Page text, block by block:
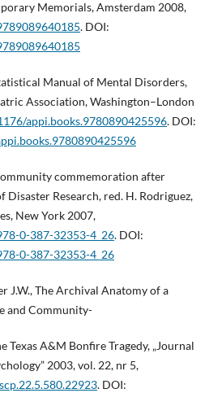
Memorials, Amsterdam 2008,
. DOI:
Manual of Mental Disorders,
Association, Washington–London
appi.books.9780890425596. DOI:
commemoration after
Disaster Research, red. H. Rodriguez,
New York 2007,
0-387-32353-4_26. DOI:
0-387-32353-4_26
J.W., The Archival Anatomy of a
and Community-
Texas A&M Bonfire Tragedy, „Journal
2003, vol. 22, nr 5,
. DOI: